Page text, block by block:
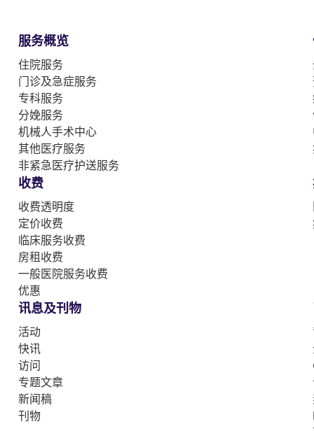
服务概览
住院服务
门诊及急症服务
专科服务
分娩服务
机械人手术中心
其他医疗服务
非紧急医疗护送服务
收费
收费透明度
定价收费
临床服务收费
房租收费
一般医院服务收费
优惠
讯息及刊物
活动
快讯
访问
专题文章
新闻稿
刊物